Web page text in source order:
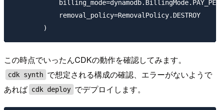
            removal_policy=RemovalPolicy.DESTROY
この時点でいったんCDKの動作を確認してみます。
cdk synth で想定される構成の確認、エラーがないようで
あれば cdk deploy でデプロイします。